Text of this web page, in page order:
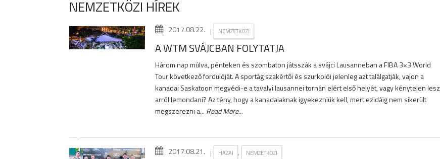
NEMZETKÖZI HÍREK
2017.08.22. | NEMZETKÖZI
A WTM SVÁJCBAN FOLYTATJA
Három nap múlva, pénteken és szombaton játsszák a svájci Lausanneban a FIBA 3×3 World
Tour következő fordulóját. A sportág szakértői és szurkolói jelenleg azt találgatják, vajon a
kanadai Saskatoon megvédi-e a tavalyi lausannei tornán elért első helyét, vagy kénytelen lesz
arról lemondani? Az tény, hogy a kanadaiaknak igyekezniük kell, mert ezidáig nem sikerült
megszerezni a... Read More...
2017.08.21. | HAZAI , NEMZETKÖZI